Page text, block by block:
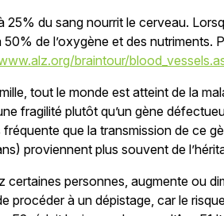
25% du sang nourrit le cerveau.
de l’oxygène et des nutriments.
braintour/
tout le monde est atteint de la
fragilité plutôt qu’un gène
fréquente que la transmission de ce
proviennent plus souvent de
personnes, augmente ou
procéder à un dépistage, car le